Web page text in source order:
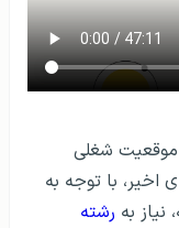
موقعیت شغلی
با توجه به
به رشته